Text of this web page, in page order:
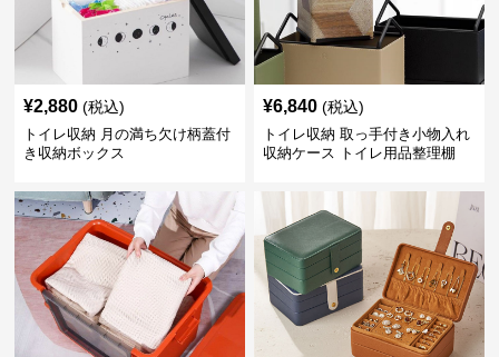
¥2,880 (税込)
トイレ収納 月の満ち欠け柄蓋付
き収納ボックス
¥6,840 (税込)
トイレ収納 取っ手付き小物入れ
収納ケース トイレ用品整理棚